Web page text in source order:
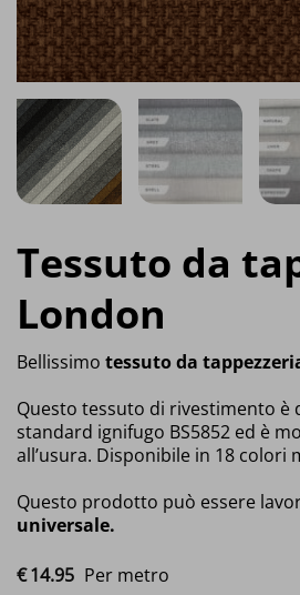
Tessuto da
London
Bellissimo tessuto da
Questo tessuto di rivestimento è
standard ignifugo BS5852 ed è
all’usura. Disponibile in 18 colori
Questo prodotto può essere
universale.
€14.95 Per metro